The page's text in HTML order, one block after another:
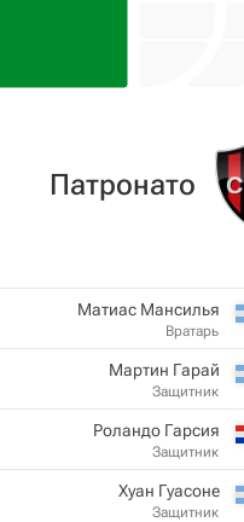
Патронато
Матиас Мансилья
Вратарь
Мартин Гарай
Защитник
Роландо Гарсия
Защитник
Хуан Гуасоне
Защитник